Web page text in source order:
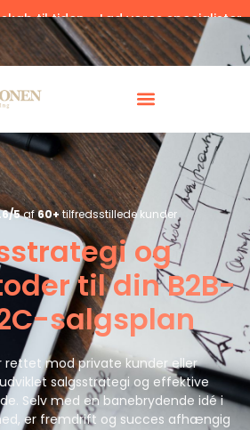
til tiden – Lad vores specialister
hjælpe.Klik her.
5af60+tilfredsstillede kunder
og
til din B2B-
salgsplan
rettet mod private kunder eller
salgsstrategi og effektive
Selv med en banebrydende idé i
er fremdrift og succes afhængig